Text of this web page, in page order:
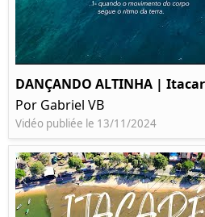
DANÇANDO ALTINHA |
Por Gabriel VB
Vidéo publiée le 13/11/2024